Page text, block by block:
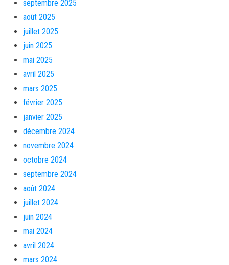
septembre 2025
août 2025
juillet 2025
juin 2025
mai 2025
avril 2025
mars 2025
février 2025
janvier 2025
décembre 2024
novembre 2024
octobre 2024
septembre 2024
août 2024
juillet 2024
juin 2024
mai 2024
avril 2024
mars 2024